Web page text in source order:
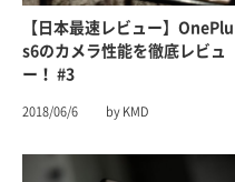
【日本最速レビュー】OnePlu
S6のカメラ性能を徹底レビュ
ー！ #3
2018/06/6 by KMD